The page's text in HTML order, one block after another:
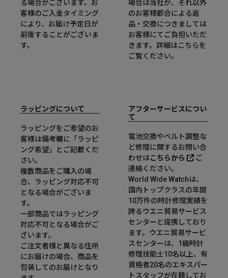
る場合がございます。お
客様のご入金タイミング
により、お届け予定日が
前後することがございま
す。
場合は当社が、それ以外
のお客様都合による返
品・交換につきましては
お客様にてご負担いただ
きます。詳細はこちらを
ご覧ください。
ラッピングについて
ラッピングをご希望のお
客様は備考欄に「ラッピ
ング希望」とご記載くだ
さい。
複数商品をご購入の場
合、ラッピング対応不可
となる場合がございま
す。
一部商品ではラッピング
対応不可となる場合がご
ざいます。
ご注文者様と異なる住所
にお届けの場合、商品を
包装してのお届けとなり
アフターサービスについ
て
電池交換やベルト調整な
ど修理に関するお問い合
わせはこちらから
ご
連絡ください。
World Wide Watchは、
国内トップクラスの年間
10万件の時計修理実績を
誇るウエニ貿易サービス
センターと提携しており
ます。ウエニ貿易サービ
スセンターは、1級時計
修理技能士10名以上、有
資格者20名のエキスパー
トスタッフが在籍してお